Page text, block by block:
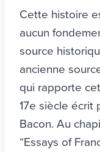
Cette histoire
aucun
source
ancienne
qui rapporte
17e siècle écrit
Bacon. Au
“Essays of